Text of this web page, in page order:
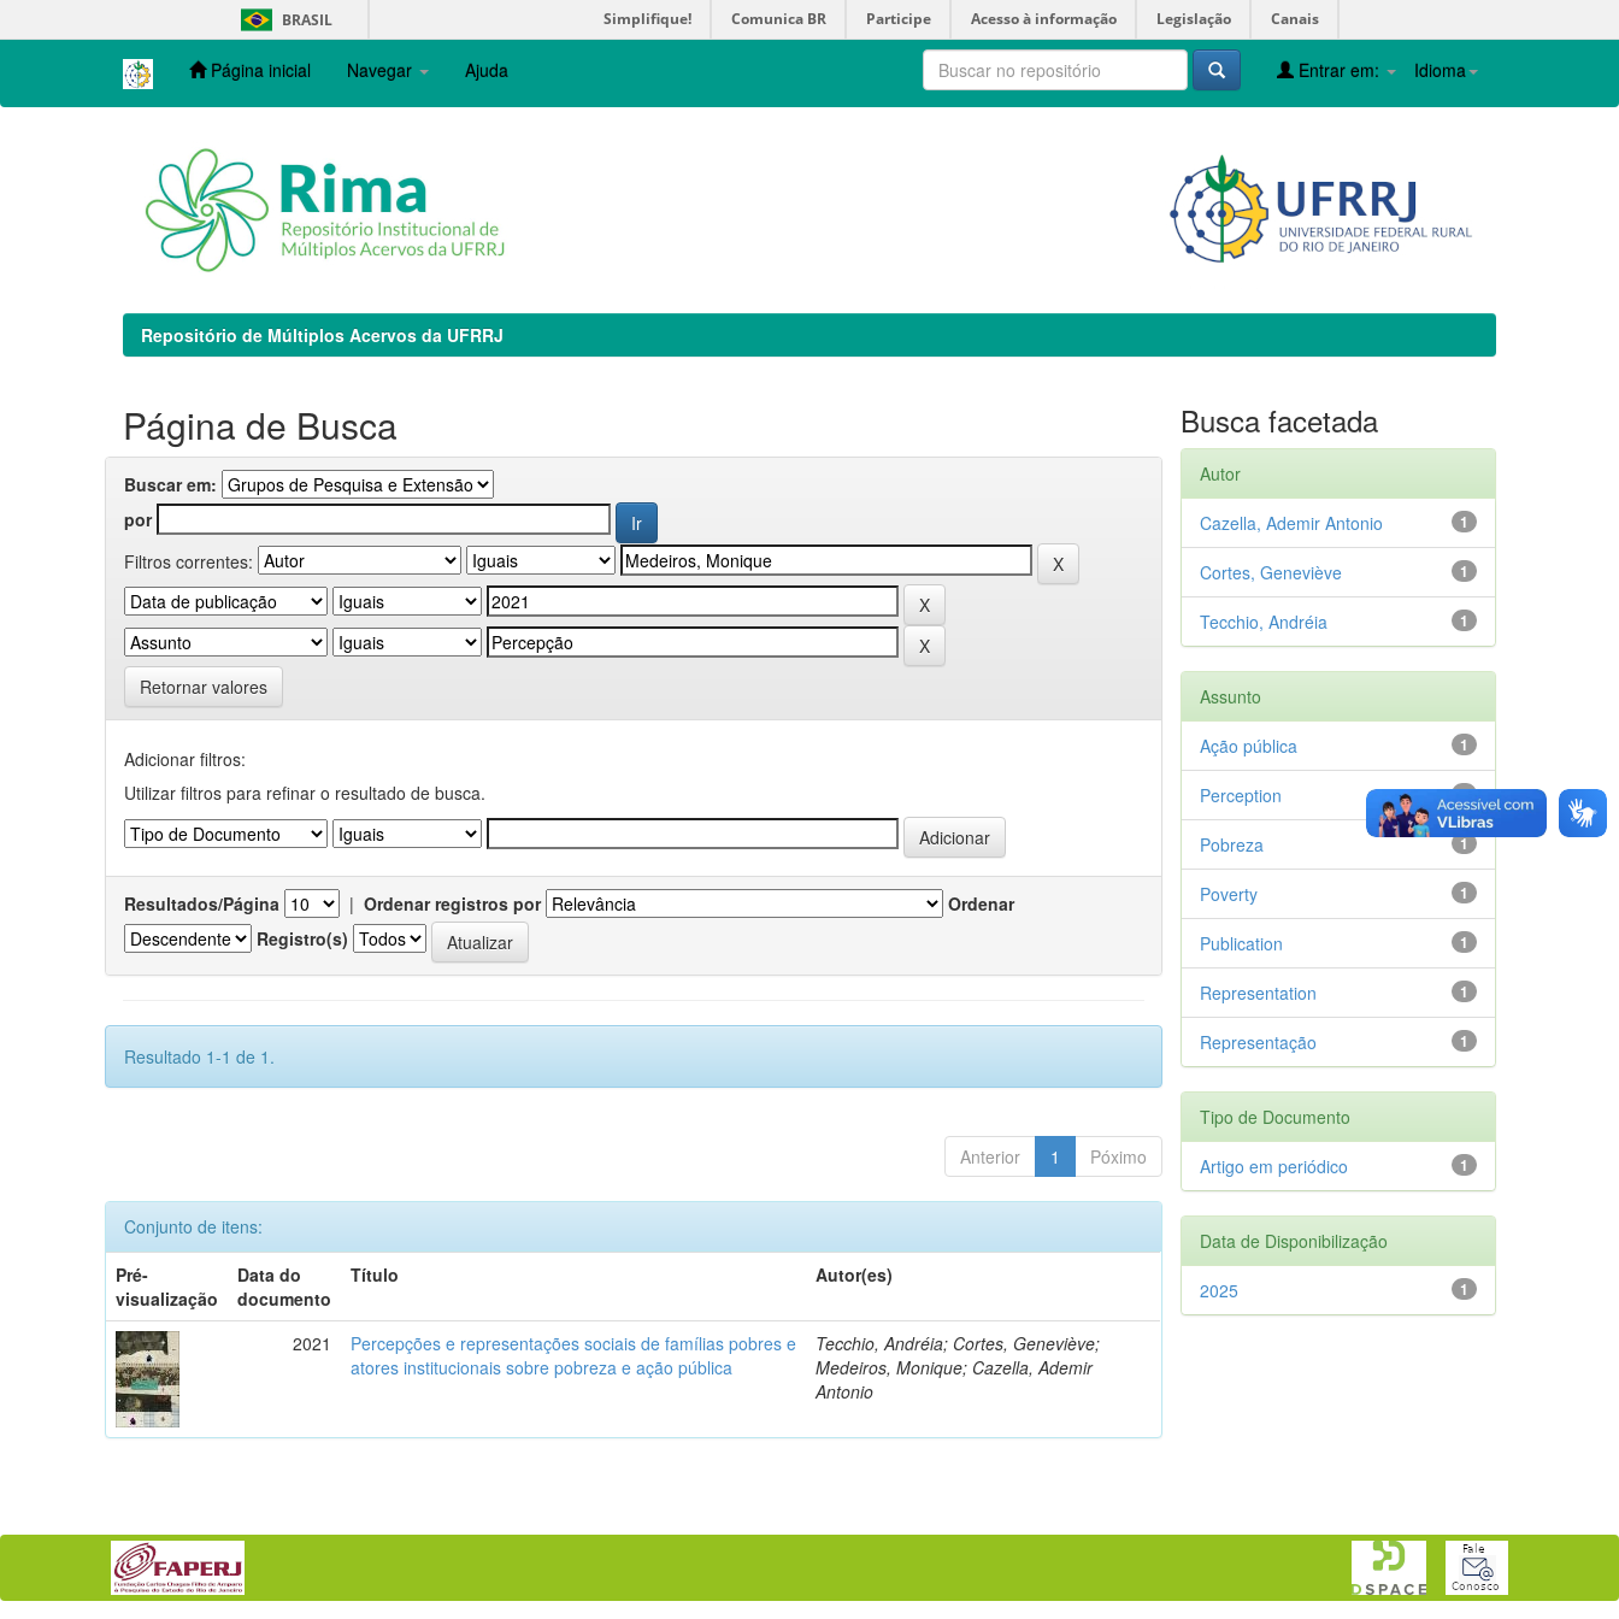
navigation
BRASIL Simplifique! Comunica BR Participe Acesso à informação Legislação Canais
Página inicial Navegar Ajuda Idioma
Entrar em:
Repositório de Múltiplos Acervos da UFRRJ
Página de Busca
Buscar em:
por
Filtros correntes:
Retornar valores
Adicionar filtros:
Utilizar filtros para refinar o resultado de busca.
Resultados/Página | Ordenar registros por
Ordenar
Registro(s)
Resultado 1-1 de 1.
Anterior 1 Póximo
Conjunto de itens:
Pré-
visualização
Data do
documento
Título Autor(es)
2021
Percepções e representações sociais de famílias pobres e
atores institucionais sobre pobreza e ação pública
Tecchio, Andréia; Cortes, Geneviève;
Medeiros, Monique; Cazella, Ademir
Antonio
Busca facetada
Autor
1
Cazella, Ademir Antonio
1
Cortes, Geneviève
1
Tecchio, Andréia
Assunto
1
Ação pública
1
Perception
1
Pobreza
1
Poverty
1
Publication
1
Representation
1
Representação
Tipo de Documento
1
Artigo em periódico
Data de Disponibilização
1
2025